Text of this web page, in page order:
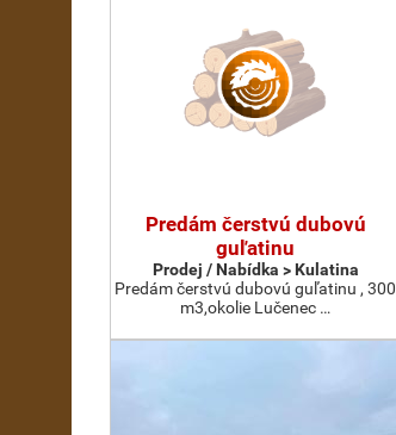
Predám čerstvú dubovú
guľatinu
Prodej / Nabídka > Kulatina
Predám čerstvú dubovú guľatinu , 300
m3,okolie Lučenec …